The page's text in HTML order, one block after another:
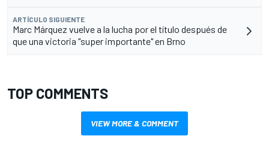
ARTÍCULO SIGUIENTE
Marc Márquez vuelve a la lucha por el título después de
que una victoria "super importante" en Brno
TOP COMMENTS
VIEW MORE & COMMENT